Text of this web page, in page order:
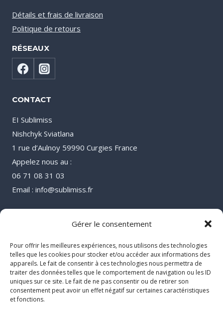
Gérer le consentement
Pour offrir les meilleures expériences, nous utilisons des technologies
telles que les cookies pour stocker et/ou accéder aux informations des
appareils. Le fait de consentir à ces technologies nous permettra de
traiter des données telles que le comportement de navigation ou les ID
uniques sur ce site. Le fait de ne pas consentir ou de retirer son
consentement peut avoir un effet négatif sur certaines caractéristiques
et fonctions.
Détails et frais de livraison
Politique de retours
RÉSEAUX
CONTACT
EI Sublimiss
Nishchyk Sviatlana
1 rue d’Aulnoy 59990 Curgies France
Appelez nous au :
06 71 08 31 03
Email : info@sublimiss.fr